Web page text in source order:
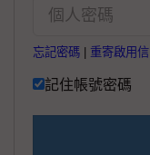
忘記密碼 重寄啟用信
記住帳號密碼